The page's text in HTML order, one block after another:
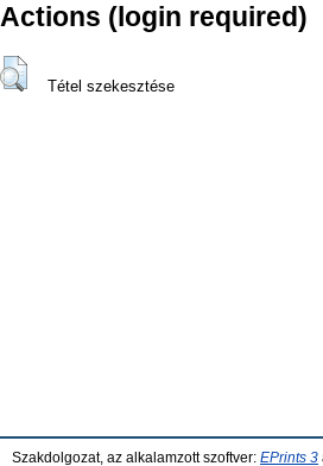
Actions (login required)
Tétel szekesztése
Szakdolgozat, az alkalamzott szoftver: EPrints 3